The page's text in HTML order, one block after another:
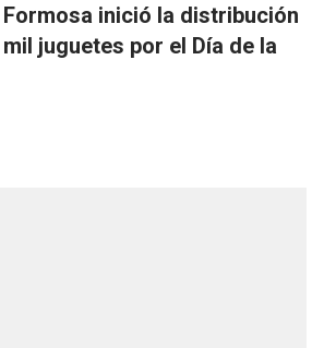
Formosa inició la distribución
juguetes por el Día de la